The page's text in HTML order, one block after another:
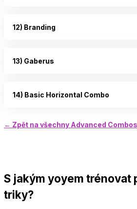
12) Branding
13) Gaberus
14) Basic Horizontal Combo
← Zpět na všechny Advanced Combos
S jakým yoyem trénovat
triky?